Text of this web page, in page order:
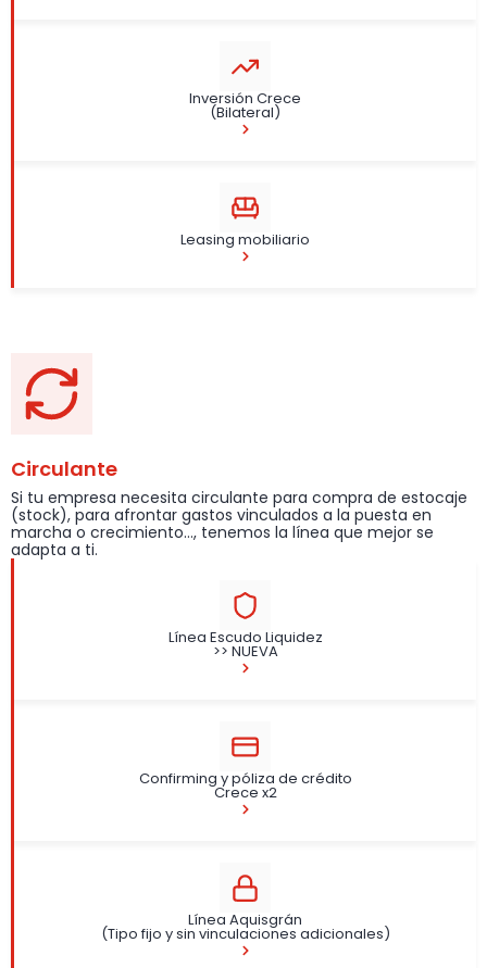
Inversión Crece
(Bilateral)
Leasing mobiliario
Circulante
Si tu empresa necesita circulante para compra de estocaje
(stock), para afrontar gastos vinculados a la puesta en
marcha o crecimiento…, tenemos la línea que mejor se
adapta a ti.
Línea Escudo Liquidez
>> NUEVA
Confirming y póliza de crédito
Crece x2
Línea Aquisgrán
(Tipo fijo y sin vinculaciones adicionales)